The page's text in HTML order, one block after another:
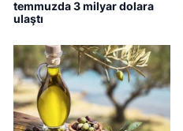
temmuzda 3 milyar dolara
ulaştı